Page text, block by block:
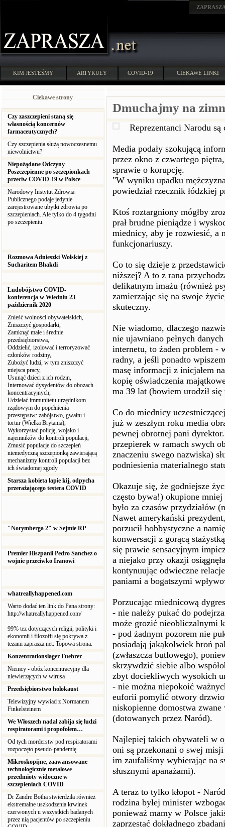
KIM JESTEŚMY ARTYKUŁY COVID-19 CIEKAWE LINKI
Ciekawe strony
Czy zaszczepieni staną się
własnością koncernów
farmaceutycznych?
Czy szczepienia służą nowoczesnemu
niewolnictwu?
Niepożądane Odczyny
Poszczepienne po szczepionkach
przeciw COVID-19 w Polsce
Narodowy Instytut Zdrowia
Publicznego podaje jedynie
zarejestrowane ubytki zdrowia po
szczepieniach. Ale tylko do 4 tygodni
po szczepieniu.
Rozmowa Adnieszki Wolskiej z
Sucharitem Bhakdi
Ludobójstwo COVID-
konferencja w Wiedniu 23
październik 2020
Znieść wolności obywatelskich,
Zniszczyć gospodarki,
Zamknąć małe i średnie
przedsiębiorstwa,
Oddzielić, izolować i terroryzować
członków rodziny,
Zubożyć ludzi, w tym zniszczyć
miejsca pracy,
Usunąć dzieci z ich rodzin,
Internować dysydentów do obozach
koncentracyjnych,
Udzielać immunitetu urzędnikom
rządowym do popełnienia
przestępstw: zabójstwo, gwałtu i
tortur (Wielka Brytania),
Wykorzystać policję, wojsko i
najemników do kontroli populacji,
Zmusić populacje do szczepień
niemedyczną szczepionką zawierającą
mechanizmy kontroli populacji bez
ich świadomej zgody
Starsza kobieta łapie kij, odpycha
przerażającego testera COVID
"Norymberga 2" w Sejmie RP
Premier Hiszpanii Pedro Sanchez o
wojnie przeciwko Iranowi
whatreallyhappened.com
Warto dodać ten link do Pana strony:
http://whatreallyhappened.com/
99% tez dotyczących religii, polityki i
ekonomii i filozofii się pokrywa z
tezami zaprasza.net. Topowa strona.
Konzentrationslager Fuehrer
Niemcy - obóz koncentracyjny dla
niewierzących w wirusa
Przedsiębiorstwo holokaust
Telewizyjny wywiad z Normanem
Finkelsteinem
We Włoszech nadal zabija się ludzi
respiratorami i propofolem…
Od tych morderstw pod respiratorami
rozpoczęto pseudo-pandemię
Mikroskopijne, zaawansowane
technologicznie metalowe
przedmioty widoczne w
szczepieniach COVID
Dr Zandre Botha stwierdziła również
ekstremalne uszkodzenia krwinek
czerwonych u wszystkich badanych
przez nią pacjentów po szczepieniu
Dmuchajmy na
Reprezentanci Narodu są
Media podały szokującą
przez okno z czwartego
sprawie o korupcję.
"W wyniku upadku
powiedział rzecznik łódzkiej
Ktoś roztargniony mógłby
prał brudne pieniądze i
miednicy, aby je rozwiesić, a
funkcjonariuszy.
Co to się dzieje z
niższej? A to z rana
delikatnym imażu (również
zamierzając się na swoje
skuteczny.
Nie wiadomo, dlaczego
nie ujawniano pełnych
internetu, to żaden problem -
radny, a jeśli ponadto
masę informacji z inicjałem
kopię oświadczenia
ma 39 lat (bowiem urodził
Co do miednicy
już w zeszłym roku media
pewnej obrotnej pani
przepierek w ramach swych
znaczeniu swego nazwiska)
podniesienia materialnego
Okazuje się, że godniejsze
często bywa!) okupione
było za czasów przydziałów
Nawet amerykański
porzucił hobbystyczne a
konwersacji z gorącą
się prawie sensacyjnym
a niejako przy okazji
kontynuując odwieczne
paniami a bogatszymi
Porzucając miednicową
- nie należy pukać do
może grozić nieobliczalnymi
- pod żadnym pozorem nie
posiadają jakąkolwiek broń
(zwłaszcza butlowego),
skrzywdzić siebie albo
zbyt dociekliwych wysokich
- nie można niepokoić
euforii pomylić otwory
niskopienne domostwa
(dotowanych przez Naród).
Najlepiej takich obywateli w
oni są przekonani o swej
im zaufaliśmy wybierając na
słusznymi apanażami).
A teraz to tylko kłopot -
rodzina byłej minister
ponieważ mamy w Polsce
zaprzestać dokładnego